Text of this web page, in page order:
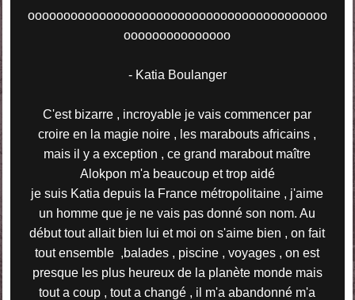
oooooooooooooooooooooooooooooooooooooooooo
ooooooooooooooo
- Katia Boulanger
C'est bizarre , incroyable je vais commencer par
croire en la magie noire , les marabouts africains ,
mais il y a exception , ce grand marabout maître
Alokpon m'a beaucoup et trop aidé
je suis Katia depuis la France métropolitaine , j'aime
un homme que je ne vais pas donné son nom. Au
début tout allait bien lui et moi on s'aime bien , on fait
tout ensemble ,balades , piscine , voyages , on est
presque les plus heureux de la planète monde mais
tout a coup , tout a changé , il m'a abandonné m'a